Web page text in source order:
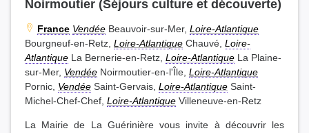
Noirmoutier (Séjours culture et découverte)
France Vendée Beauvoir-sur-Mer, Loire-Atlantique
Bourgneuf-en-Retz, Loire-Atlantique Chauvé, Loire-
Atlantique La Bernerie-en-Retz, Loire-Atlantique La Plaine-
sur-Mer, Vendée Noirmoutier-en-l'Île, Loire-Atlantique
Pornic, Vendée Saint-Gervais, Loire-Atlantique Saint-
Michel-Chef-Chef, Loire-Atlantique Villeneuve-en-Retz
La Mairie de La Guérinière vous invite à découvrir les